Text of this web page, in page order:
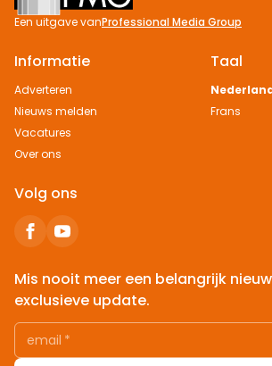
Een uitgave vanProfessional Media Group
Informatie
Adverteren
Nieuws melden
Vacatures
Over ons
Taal
Frans
Volg ons
Mis nooit meer een belangrijk
exclusieve update.
email *